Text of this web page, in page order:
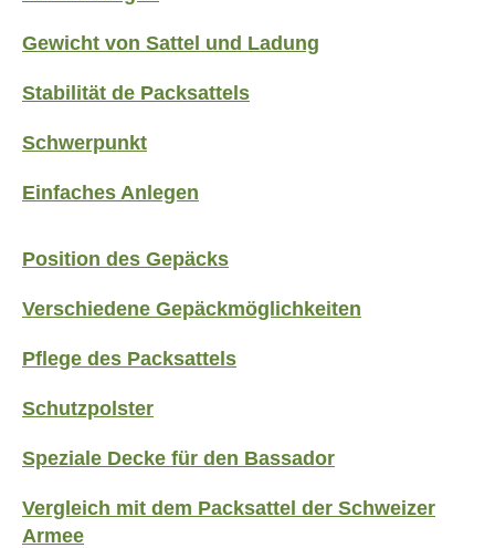
Gewicht von Sattel und Ladung
Stabilität de Packsattels
Schwerpunkt
Einfaches Anlegen
Position des Gepäcks
Verschiedene Gepäckmöglichkeiten
Pflege des Packsattels
Schutzpolster
Speziale Decke für den Bassador
Vergleich mit dem Packsattel der Schweizer
Armee